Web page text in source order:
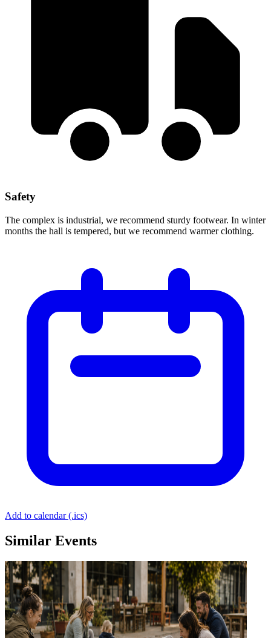
Safety
The complex is industrial, we recommend sturdy footwear. In winter
months the hall is tempered, but we recommend warmer clothing.
Add to calendar (.ics)
Similar Events